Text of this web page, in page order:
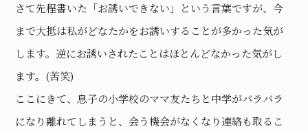
さて先程書いた「お誘いできない」という言葉ですが、今
まで大抵は私がどなたかをお誘いすることが多かった気が
します。逆にお誘いされたことはほとんどなかった気がし
ます。(苦笑)
ここにきて、息子の小学校のママ友たちと中学がバラバラ
になり離れてしまうと、会う機会がなくなり連絡も取るこ